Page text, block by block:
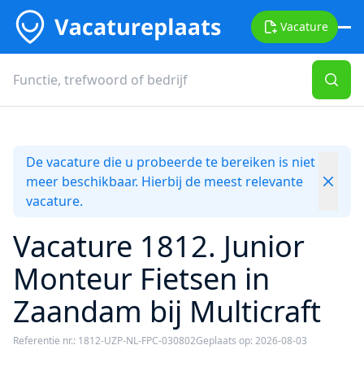
Vacature
De vacature die u probeerde te bereiken is niet
meer beschikbaar. Hierbij de meest relevante
vacature.
Vacature 1812. Junior
Monteur Fietsen in
Zaandam bij Multicraft
Referentie nr.: 1812-UZP-NL-FPC-030802Geplaats op: 2026-08-03